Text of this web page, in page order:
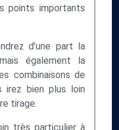
points importants
d’une part la
également la
combinaisons de
irez bien plus loin
tirage.
très particulier à